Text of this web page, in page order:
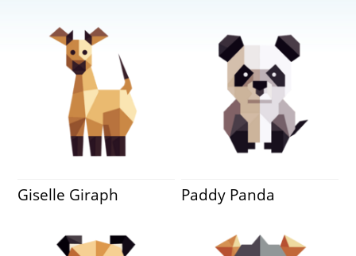
Giselle Giraph Paddy Panda